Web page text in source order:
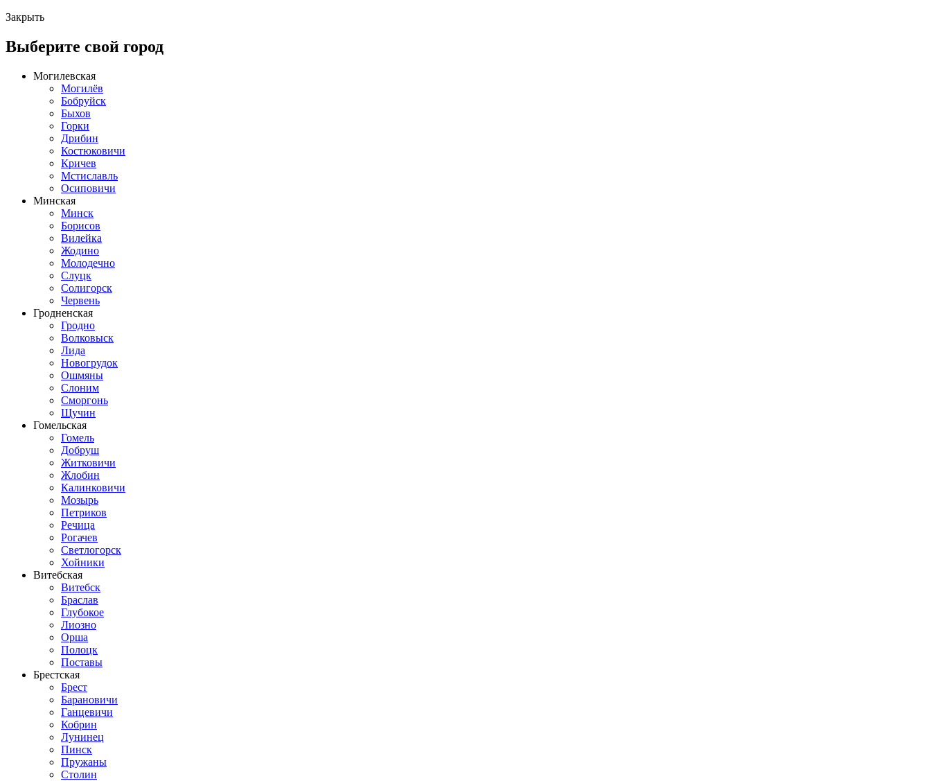
Закрыть
Выберите свой город
Могилевская
Могилёв
Бобруйск
Быхов
Горки
Дрибин
Костюковичи
Кричев
Мстиславль
Осиповичи
Минская
Минск
Борисов
Вилейка
Жодино
Молодечно
Слуцк
Солигорск
Червень
Гродненская
Гродно
Волковыск
Лида
Новогрудок
Ошмяны
Слоним
Сморгонь
Щучин
Гомельская
Гомель
Добруш
Житковичи
Жлобин
Калинковичи
Мозырь
Петриков
Речица
Рогачев
Светлогорск
Хойники
Витебская
Витебск
Браслав
Глубокое
Лиозно
Орша
Полоцк
Поставы
Брестская
Брест
Барановичи
Ганцевичи
Кобрин
Лунинец
Пинск
Пружаны
Столин